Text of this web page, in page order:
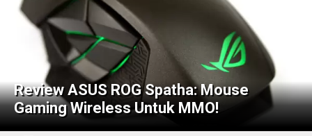
Review ASUS ROG Spatha: Mouse
Gaming Wireless Untuk MMO!